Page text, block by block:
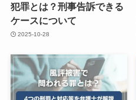
犯罪とは？刑事告訴できる
ケースについて
2025-10-28